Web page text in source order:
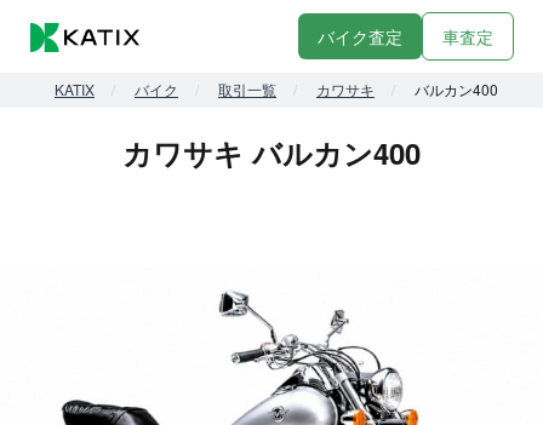
バイク査定 車査定
KATIX バイク 取引一覧 カワサキ バルカン400
カワサキ バルカン400